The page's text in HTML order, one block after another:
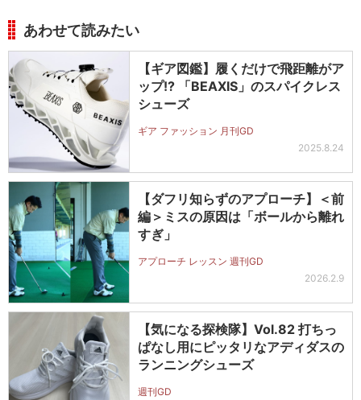
あわせて読みたい
【ギア図鑑】履くだけで飛距離がア
ップ!? 「BEAXIS」のスパイクレス
シューズ
ギア ファッション 月刊GD
2025.8.24
【ダフリ知らずのアプローチ】＜前
編＞ミスの原因は「ボールから離れ
すぎ」
アプローチ レッスン 週刊GD
2026.2.9
【気になる探検隊】Vol.82 打ちっ
ぱなし用にピッタリなアディダスの
ランニングシューズ
週刊GD